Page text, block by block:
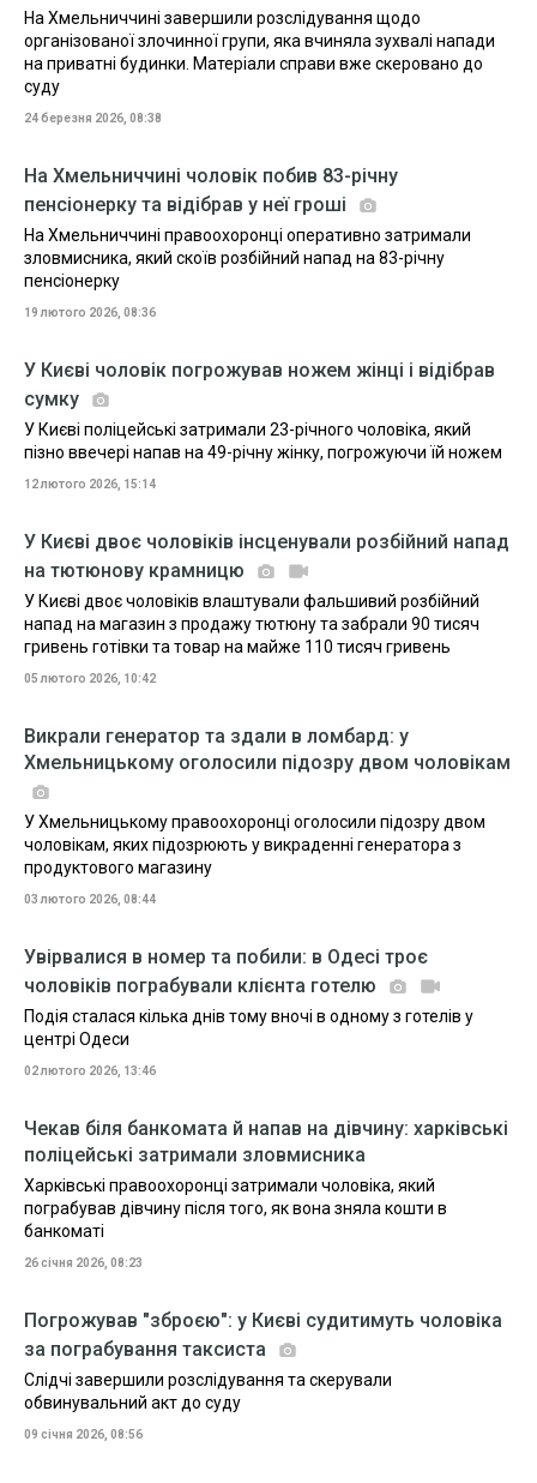
На Хмельниччині завершили розслідування щодо
організованої злочинної групи, яка вчиняла зухвалі напади
на приватні будинки. Матеріали справи вже скеровано до
суду
24 березня 2026, 08:38
На Хмельниччині чоловік побив 83-річну
пенсіонерку та відібрав у неї гроші
На Хмельниччині правоохоронці оперативно затримали
зловмисника, який скоїв розбійний напад на 83-річну
пенсіонерку
19 лютого 2026, 08:36
У Києві чоловік погрожував ножем жінці і відібрав
сумку
У Києві поліцейські затримали 23-річного чоловіка, який
пізно ввечері напав на 49-річну жінку, погрожуючи їй ножем
12 лютого 2026, 15:14
У Києві двоє чоловіків інсценували розбійний напад
на тютюнову крамницю
У Києві двоє чоловіків влаштували фальшивий розбійний
напад на магазин з продажу тютюну та забрали 90 тисяч
гривень готівки та товар на майже 110 тисяч гривень
05 лютого 2026, 10:42
Викрали генератор та здали в ломбард: у
Хмельницькому оголосили підозру двом чоловікам
У Хмельницькому правоохоронці оголосили підозру двом
чоловікам, яких підозрюють у викраденні генератора з
продуктового магазину
03 лютого 2026, 08:44
Увірвалися в номер та побили: в Одесі троє
чоловіків пограбували клієнта готелю
Подія сталася кілька днів тому вночі в одному з готелів у
центрі Одеси
02 лютого 2026, 13:46
Чекав біля банкомата й напав на дівчину: харківські
поліцейські затримали зловмисника
Харківські правоохоронці затримали чоловіка, який
пограбував дівчину після того, як вона зняла кошти в
банкоматі
26 січня 2026, 08:23
Погрожував "зброєю": у Києві судитимуть чоловіка
за пограбування таксиста
Слідчі завершили розслідування та скерували
обвинувальний акт до суду
09 січня 2026, 08:56